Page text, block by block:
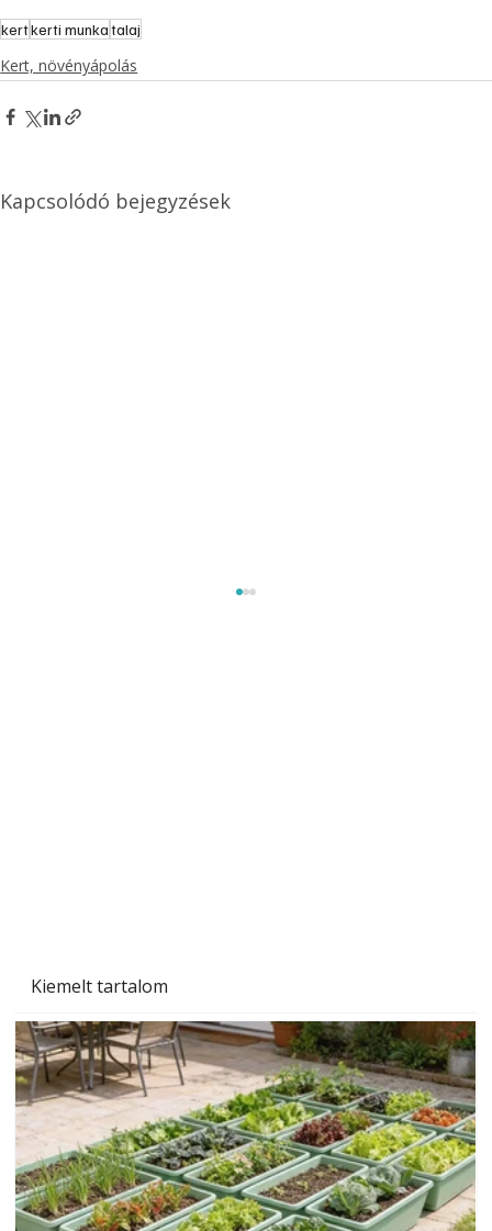
Kiemelt tartalom
kertkerti munkatalaj
Kert, növényápolás
Kapcsolódó bejegyzések